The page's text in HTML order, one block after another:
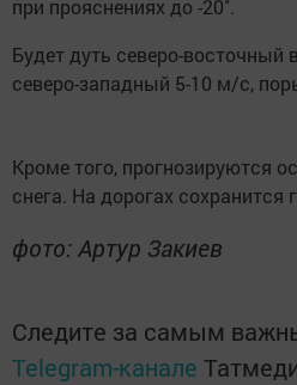
при прояснениях до -20˚.
Будет дуть северо-восточный
северо-западный 5-10 м/с,
Кроме того, прогнозируются
снега. На дорогах сохранится
фото: Артур Закиев
Следите за самым
Telegram-канале